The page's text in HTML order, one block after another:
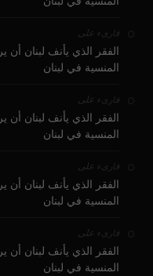
قارىء على
الفقر الذي يأنف لبنان أن
المنسية في لبنان
قارىء على
الفقر الذي يأنف لبنان أن
المنسية في لبنان
قارىء على
الفقر الذي يأنف لبنان أن
المنسية في لبنان
قارىء على
الفقر الذي يأنف لبنان أن
المنسية في لبنان